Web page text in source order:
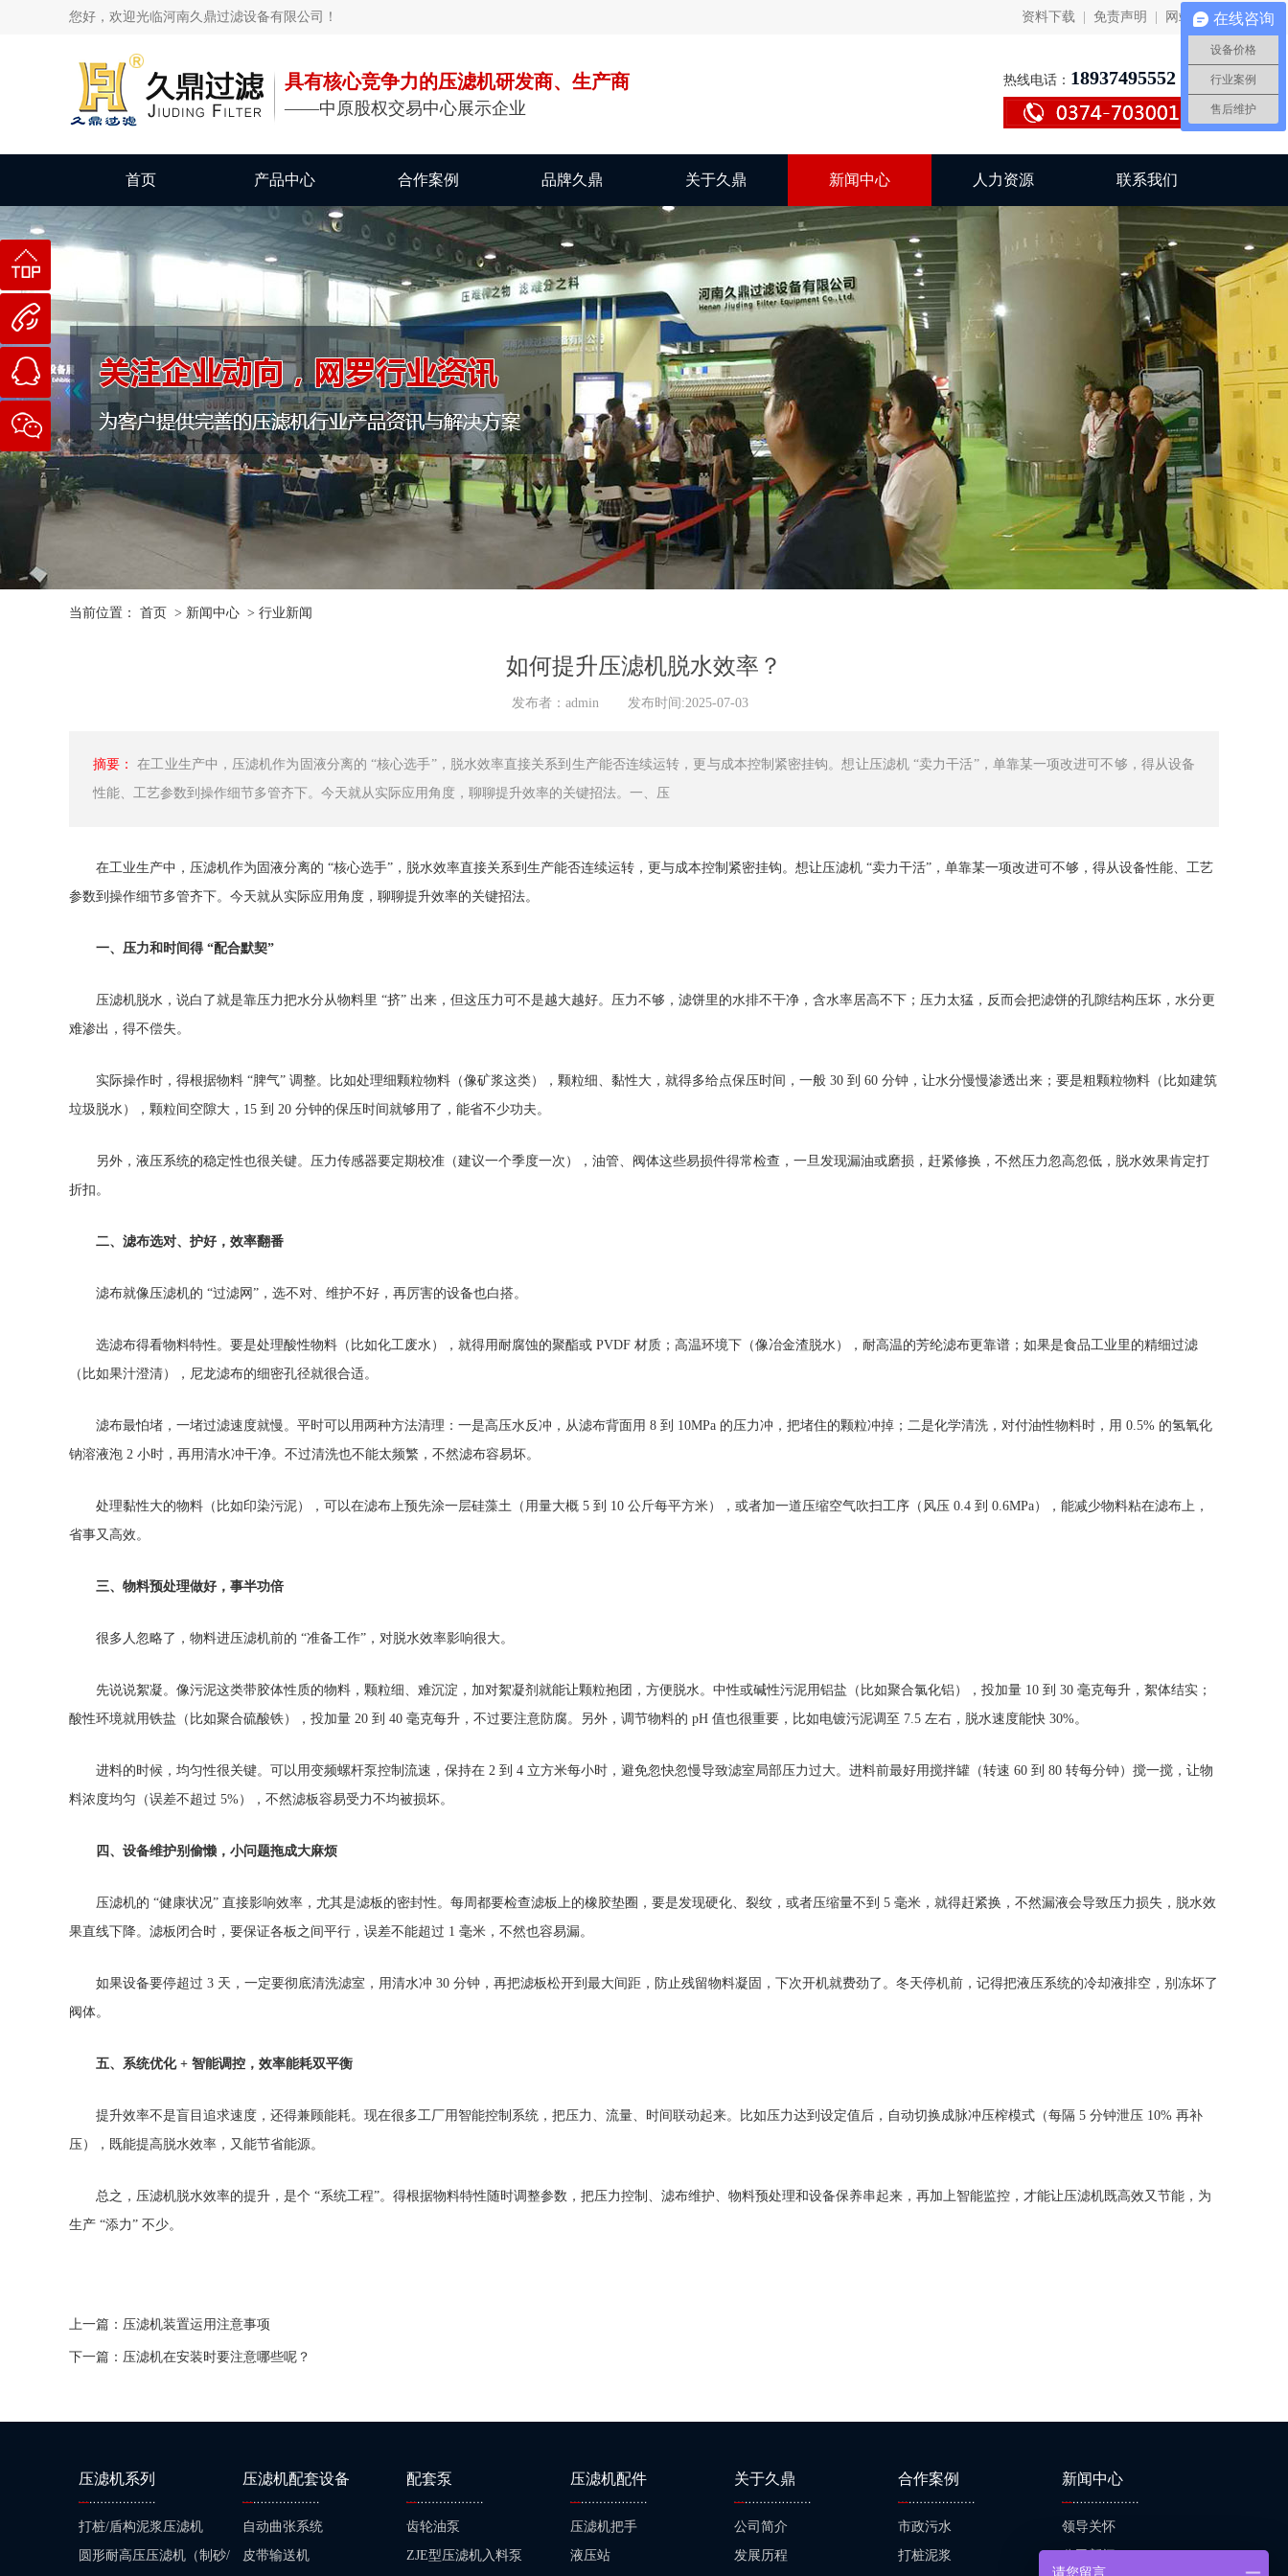
您好，欢迎光临河南久鼎过滤设备有限公司！ 资料下载 免责声明 网站地图
具有核心竞争力的压滤机研发商、生产商
——中原股权交易中心展示企业
热线电话： 18937495552
首页 产品中心 合作案例 品牌久鼎 关于久鼎 新闻中心 人力资源 联系我们
当前位置： 首页 > 新闻中心 > 行业新闻
如何提升压滤机脱水效率？
发布者：admin 发布时间:2025-07-03
摘要：
在工业生产中，压滤机作为固液分离的 “核心选手”，脱水效率直接关系到生产能否连续运转，更与成本控制紧密挂钩。想让压滤机 “卖力干活”，单靠某一项改进可不够，得从设备
性能、工艺参数到操作细节多管齐下。今天就从实际应用角度，聊聊提升效率的关键招法。一、压
在工业生产中，压滤机作为固液分离的 “核心选手”，脱水效率直接关系到生产能否连续运转，更与成本控制紧密挂钩。想让压滤机 “卖力干活”，单靠某一项改进可不够，得从设备性能、工艺
参数到操作细节多管齐下。今天就从实际应用角度，聊聊提升效率的关键招法。
一、压力和时间得 “配合默契”
压滤机脱水，说白了就是靠压力把水分从物料里 “挤” 出来，但这压力可不是越大越好。压力不够，滤饼里的水排不干净，含水率居高不下；压力太猛，反而会把滤饼的孔隙结构压坏，水分更
难渗出，得不偿失。
实际操作时，得根据物料 “脾气” 调整。比如处理细颗粒物料（像矿浆这类），颗粒细、黏性大，就得多给点保压时间，一般 30 到 60 分钟，让水分慢慢渗透出来；要是粗颗粒物料（比如建筑
垃圾脱水），颗粒间空隙大，15 到 20 分钟的保压时间就够用了，能省不少功夫。
另外，液压系统的稳定性也很关键。压力传感器要定期校准（建议一个季度一次），油管、阀体这些易损件得常检查，一旦发现漏油或磨损，赶紧修换，不然压力忽高忽低，脱水效果肯定打
折扣。
二、滤布选对、护好，效率翻番
滤布就像压滤机的 “过滤网”，选不对、维护不好，再厉害的设备也白搭。
选滤布得看物料特性。要是处理酸性物料（比如化工废水），就得用耐腐蚀的聚酯或 PVDF 材质；高温环境下（像冶金渣脱水），耐高温的芳纶滤布更靠谱；如果是食品工业里的精细过滤
（比如果汁澄清），尼龙滤布的细密孔径就很合适。
滤布最怕堵，一堵过滤速度就慢。平时可以用两种方法清理：一是高压水反冲，从滤布背面用 8 到 10MPa 的压力冲，把堵住的颗粒冲掉；二是化学清洗，对付油性物料时，用 0.5% 的氢氧化
钠溶液泡 2 小时，再用清水冲干净。不过清洗也不能太频繁，不然滤布容易坏。
处理黏性大的物料（比如印染污泥），可以在滤布上预先涂一层硅藻土（用量大概 5 到 10 公斤每平方米），或者加一道压缩空气吹扫工序（风压 0.4 到 0.6MPa），能减少物料粘在滤布上，
省事又高效。
三、物料预处理做好，事半功倍
很多人忽略了，物料进压滤机前的 “准备工作”，对脱水效率影响很大。
先说说絮凝。像污泥这类带胶体性质的物料，颗粒细、难沉淀，加对絮凝剂就能让颗粒抱团，方便脱水。中性或碱性污泥用铝盐（比如聚合氯化铝），投加量 10 到 30 毫克每升，絮体结实；
酸性环境就用铁盐（比如聚合硫酸铁），投加量 20 到 40 毫克每升，不过要注意防腐。另外，调节物料的 pH 值也很重要，比如电镀污泥调至 7.5 左右，脱水速度能快 30%。
进料的时候，均匀性很关键。可以用变频螺杆泵控制流速，保持在 2 到 4 立方米每小时，避免忽快忽慢导致滤室局部压力过大。进料前最好用搅拌罐（转速 60 到 80 转每分钟）搅一搅，让物
料浓度均匀（误差不超过 5%），不然滤板容易受力不均被损坏。
四、设备维护别偷懒，小问题拖成大麻烦
压滤机的 “健康状况” 直接影响效率，尤其是滤板的密封性。每周都要检查滤板上的橡胶垫圈，要是发现硬化、裂纹，或者压缩量不到 5 毫米，就得赶紧换，不然漏液会导致压力损失，脱水效
果直线下降。滤板闭合时，要保证各板之间平行，误差不能超过 1 毫米，不然也容易漏。
如果设备要停超过 3 天，一定要彻底清洗滤室，用清水冲 30 分钟，再把滤板松开到最大间距，防止残留物料凝固，下次开机就费劲了。冬天停机前，记得把液压系统的冷却液排空，别冻坏了
阀体。
五、系统优化 + 智能调控，效率能耗双平衡
提升效率不是盲目追求速度，还得兼顾能耗。现在很多工厂用智能控制系统，把压力、流量、时间联动起来。比如压力达到设定值后，自动切换成脉冲压榨模式（每隔 5 分钟泄压 10% 再补
压），既能提高脱水效率，又能节省能源。
总之，压滤机脱水效率的提升，是个 “系统工程”。得根据物料特性随时调整参数，把压力控制、滤布维护、物料预处理和设备保养串起来，再加上智能监控，才能让压滤机既高效又节能，为
生产 “添力” 不少。
上一篇：压滤机装置运用注意事项
下一篇：压滤机在安装时要注意哪些呢？
压滤机系列
打桩/盾构泥浆压滤机
圆形耐高压压滤机（制砂/
压滤机配套设备
自动曲张系统
皮带输送机
配套泵
齿轮油泵
ZJE型压滤机入料泵
压滤机配件
压滤机把手
液压站
关于久鼎
公司简介
发展历程
合作案例
市政污水
打桩泥浆
新闻中心
领导关怀
回顶部 189-
3749-
5552
在
线咨询 微
信二维
在线咨询
设备价格
行业案例
售后维护
请您留言